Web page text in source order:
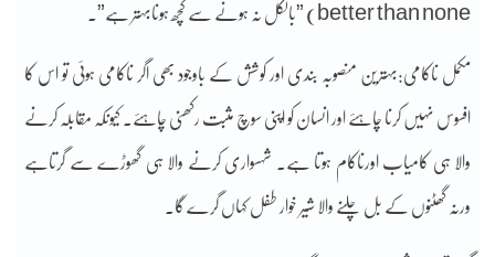
better than none) ”بالکل نہ ہونے سے کچھ ہونابہتر ہے”۔
مکمل ناکامی:بہترین منصوبہ بندی اور کوشش کے باوجود بھی اگر ناکامی ہوئی تو اس کا
افسوس نہیں کرنا چاہئے اور انسان کو اپنی سوچ مثبت رکھنی چاہئے۔ کیونکہ مقابلہ کرنے
والا ہی کامیاب اورناکام ہوتا ہے۔ شہسواری کرنے والا ہی گھوڑے سے گرتاہے
ورنہ گھٹنوں کے بل چلنے والا شیر خوار طفل کہاں گرے گا۔